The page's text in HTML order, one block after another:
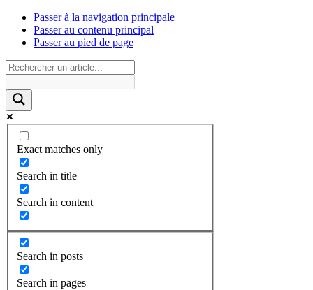
Passer à la navigation principale
Passer au contenu principal
Passer au pied de page
Exact matches only
Search in title
Search in content
Search in posts
Search in pages